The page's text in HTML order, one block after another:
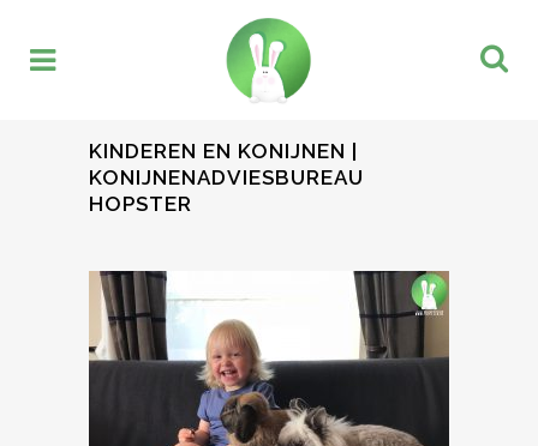
KINDEREN EN KONIJNEN |
KONIJNENADVIESBUREAU
HOPSTER